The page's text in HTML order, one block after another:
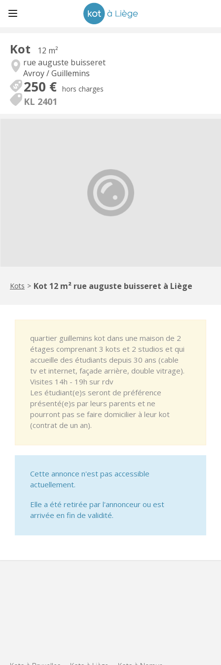
Kot
12 m²
rue auguste buisseret
Avroy / Guillemins
250 € hors charges
KL 2401
Kots > Kot 12 m² rue auguste buisseret à Liège
quartier guillemins kot dans une maison de 2
étages comprenant 3 kots et 2 studios et qui
accueille des étudiants depuis 30 ans (cable
tv et internet, façade arrière, double vitrage).
Visites 14h - 19h sur rdv
Les étudiant(e)s seront de préférence
présenté(e)s par leurs parents et ne
pourront pas se faire domicilier à leur kot
(contrat de un an).
Cette annonce n'est pas accessible
actuellement.
Elle a été retirée par l'annonceur ou est
arrivée en fin de validité.